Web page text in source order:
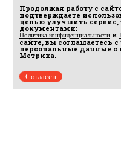
Продолжая работу с
подтверждаете
целью улучшить сервис,
документами:
Политика конфиденциальности и
сайте, вы соглашаетесь
персональные данные с
Метрика.
Согласен